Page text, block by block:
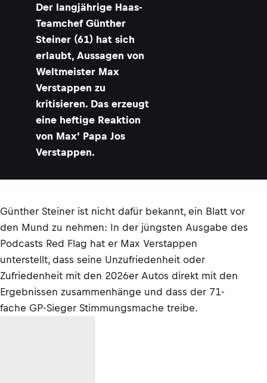
Der langjährige Haas-
Teamchef Günther
Steiner (61) hat sich
erlaubt, Aussagen von
Weltmeister Max
Verstappen zu
kritisieren. Das erzeugt
eine heftige Reaktion
von Max’ Papa Jos
Verstappen.
Günther Steiner ist nicht dafür bekannt, ein Blatt vor
den Mund zu nehmen: In der jüngsten Ausgabe des
Podcasts Red Flag hat er Max Verstappen
unterstellt, dass seine Unzufriedenheit oder
Zufriedenheit mit den 2026er Autos direkt mit den
Ergebnissen zusammenhänge und dass der 71-
fache GP-Sieger Stimmungsmache treibe.